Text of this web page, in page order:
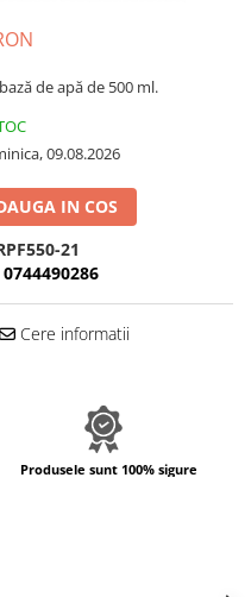
de apă de 500 ml.
09.08.2026
IN COS
21
0744490286
Cere informatii
Produsele sunt 100% sigure